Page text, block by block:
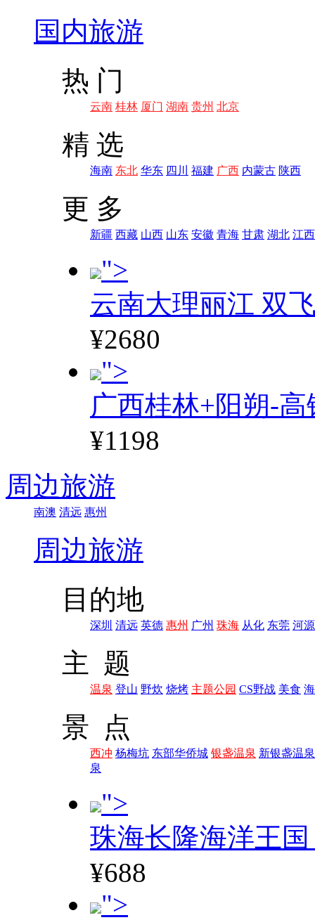
国内旅游
热 门
云南 桂林 厦门 湖南 贵州 北京
精 选
海南 东北 华东 四川 福建 广西 内蒙古 陕西
更 多
新疆 西藏 山西 山东 安徽 青海 甘肃 湖北 江西
">
云南大理丽江 双
¥2680
">
广西桂林+阳朔-高
¥1198
周边旅游
南澳 清远 惠州
周边旅游
目的地
深圳 清远 英德 惠州 广州 珠海 从化 东莞 河源
主 题
温泉 登山 野炊 烧烤 主题公园 CS野战 美食
景 点
西冲 杨梅坑 东部华侨城 银盏温泉 新银盏温泉
泉
">
珠海长隆海洋王
¥688
">